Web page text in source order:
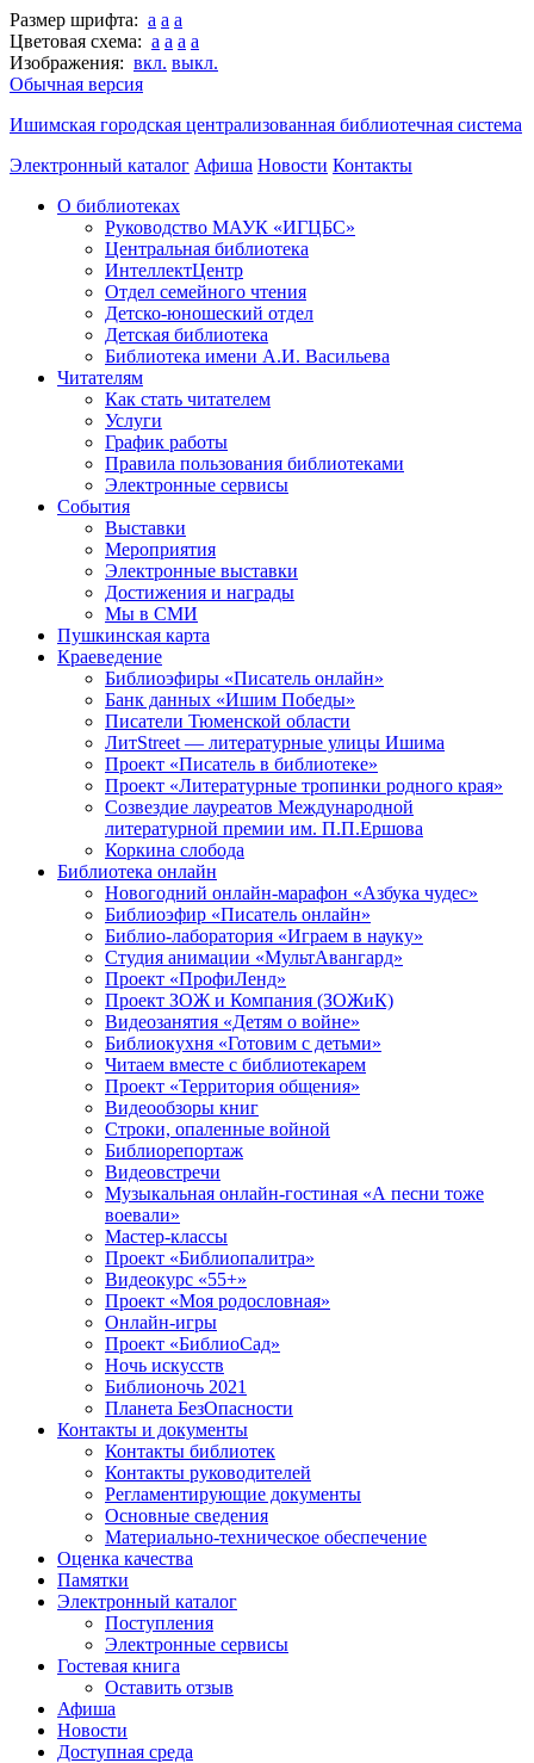
Размер шрифта: a a a
Цветовая схема: a a a a
Изображения: вкл. выкл.
Обычная версия
Ишимская городская централизованная библиотечная система
Электронный каталог Афиша Новости Контакты
О библиотеках
Руководство МАУК «ИГЦБС»
Центральная библиотека
ИнтеллектЦентр
Отдел семейного чтения
Детско-юношеский отдел
Детская библиотека
Библиотека имени А.И. Васильева
Читателям
Как стать читателем
Услуги
График работы
Правила пользования библиотеками
Электронные сервисы
События
Выставки
Мероприятия
Электронные выставки
Достижения и награды
Мы в СМИ
Пушкинская карта
Краеведение
Библиоэфиры «Писатель онлайн»
Банк данных «Ишим Победы»
Писатели Тюменской области
ЛитStreet — литературные улицы Ишима
Проект «Писатель в библиотеке»
Проект «Литературные тропинки родного края»
Созвездие лауреатов Международной
литературной премии им. П.П.Ершова
Коркина слобода
Библиотека онлайн
Новогодний онлайн-марафон «Азбука чудес»
Библиоэфир «Писатель онлайн»
Библио-лаборатория «Играем в науку»
Студия анимации «МультАвангард»
Проект «ПрофиЛенд»
Проект ЗОЖ и Компания (ЗОЖиК)
Видеозанятия «Детям о войне»
Библиокухня «Готовим с детьми»
Читаем вместе с библиотекарем
Проект «Территория общения»
Видеообзоры книг
Строки, опаленные войной
Библиорепортаж
Видеовстречи
Музыкальная онлайн-гостиная «А песни тоже
воевали»
Мастер-классы
Проект «Библиопалитра»
Видеокурс «55+»
Проект «Моя родословная»
Онлайн-игры
Проект «БиблиоСад»
Ночь искусств
Библионочь 2021
Планета БезОпасности
Контакты и документы
Контакты библиотек
Контакты руководителей
Регламентирующие документы
Основные сведения
Материально-техническое обеспечение
Оценка качества
Памятки
Электронный каталог
Поступления
Электронные сервисы
Гостевая книга
Оставить отзыв
Афиша
Новости
Доступная среда